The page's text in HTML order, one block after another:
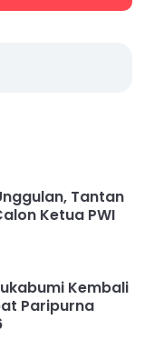
Tantan
Ketua PWI
Kembali
Paripurna